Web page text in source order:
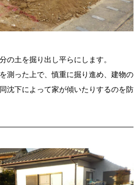
の土を掘り出し平らにします。
測った上で、慎重に掘り進め、建物の
沈下によって家が傾いたりするのを防